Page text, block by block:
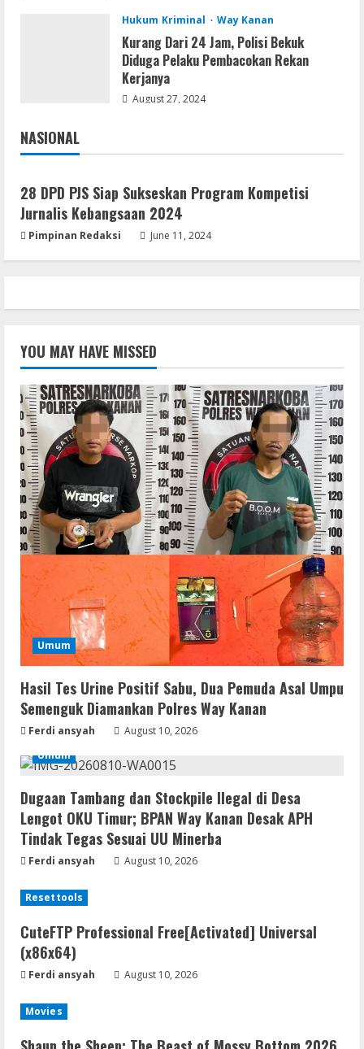
Hukum Kriminal Way Kanan
Kurang Dari 24 Jam, Polisi Bekuk
Diduga Pelaku Pembacokan Rekan
Kerjanya
August 27, 2024
NASIONAL
Jakarta
28 DPD PJS Siap Sukseskan Program Kompetisi
Jurnalis Kebangsaan 2024
Pimpinan Redaksi June 11, 2024
YOU MAY HAVE MISSED
Umum
Hasil Tes Urine Positif Sabu, Dua Pemuda Asal Umpu
Semenguk Diamankan Polres Way Kanan
Ferdi ansyah
August 10, 2026
Umum
Dugaan Tambang dan Stockpile Ilegal di Desa
Lengot OKU Timur; BPAN Way Kanan Desak APH
Tindak Tegas Sesuai UU Minerba
Ferdi ansyah August 10, 2026
Resettools
CuteFTP Professional Free[Activated] Universal
(x86x64)
Ferdi ansyah August 10, 2026
Movies